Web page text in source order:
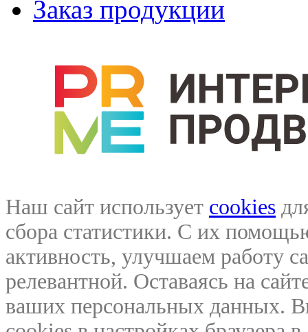
Заказ продукции
Наш сайт использует cookies
сбора статистики. С их
активность, улучшаем работу
релевантной. Оставаясь на
ваших персональных данных.